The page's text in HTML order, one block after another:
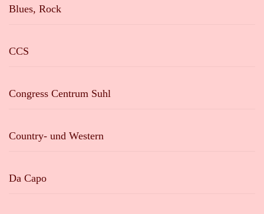
Blues, Rock
CCS
Congress Centrum Suhl
Country- und Western
Da Capo